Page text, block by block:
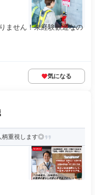
ません！未経験歓迎なの
気になる
柄重視します◎